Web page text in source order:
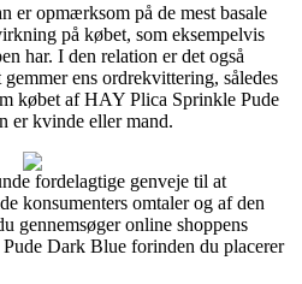
er opmærksom på de mest basale
på købet, som eksempelvis
har. I den relation er det også
gemmer ens ordrekvittering, således
købet af HAY Plica Sprinkle Pude
er kvinde eller mand.
fordelagtige genveje til at
konsumenters omtaler og af den
gennemsøger online shoppens
Dark Blue forinden du placerer